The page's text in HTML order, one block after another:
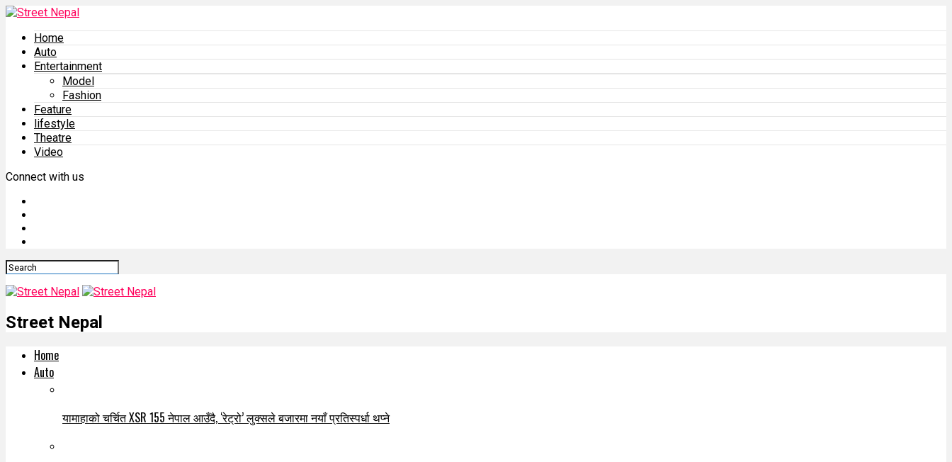
Home
Auto
Entertainment
Model
Fashion
Feature
lifestyle
Theatre
Video
Connect with us
Street Nepal
Home
Auto
यामाहाको चर्चित XSR 155 नेपाल आउँदै, ‘रेट्रो’ लुक्सले बजारमा नयाँ प्रतिस्पर्धा थप्ने